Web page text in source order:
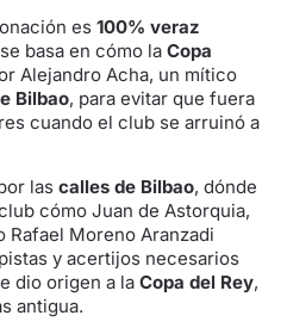
es 100% veraz
basa en cómo la Copa
Alejandro Acha, un mítico
Bilbao, para evitar que fuera
cuando el club se arruinó a
las calles de Bilbao, dónde
cómo Juan de Astorquia,
Rafael Moreno Aranzadi
y acertijos necesarios
dio origen a la Copa del Rey,
antigua.